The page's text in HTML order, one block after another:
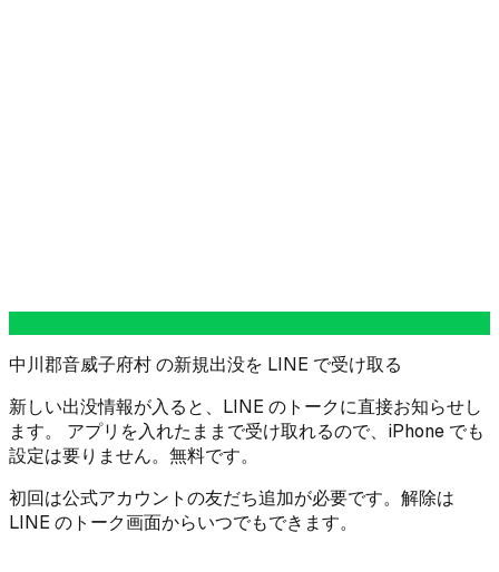
中川郡音威子府村 の新規出没を LINE で受け取る
新しい出没情報が入ると、LINE のトークに直接お知らせし
ます。 アプリを入れたままで受け取れるので、iPhone でも
設定は要りません。無料です。
初回は公式アカウントの友だち追加が必要です。解除は
LINE のトーク画面からいつでもできます。